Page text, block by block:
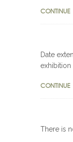
CONTINUE
Date
exhibition
CONTINUE
There is